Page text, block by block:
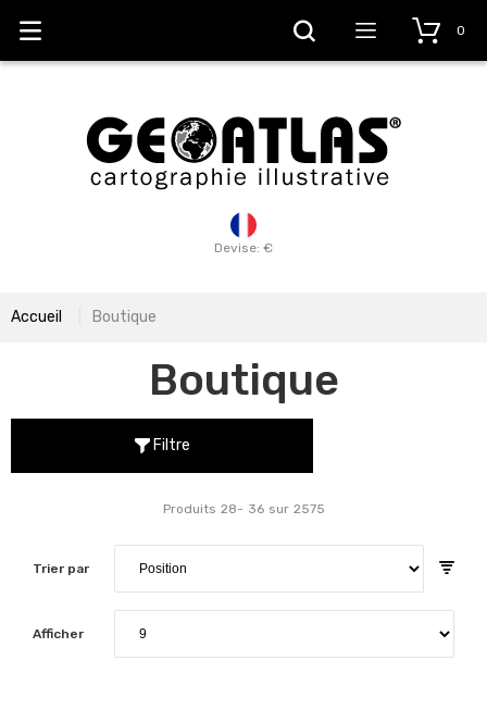
Devise: €
0
Accueil Boutique
Boutique
Filtre
Trier par
Produits 28- 36 sur 2575
Afficher